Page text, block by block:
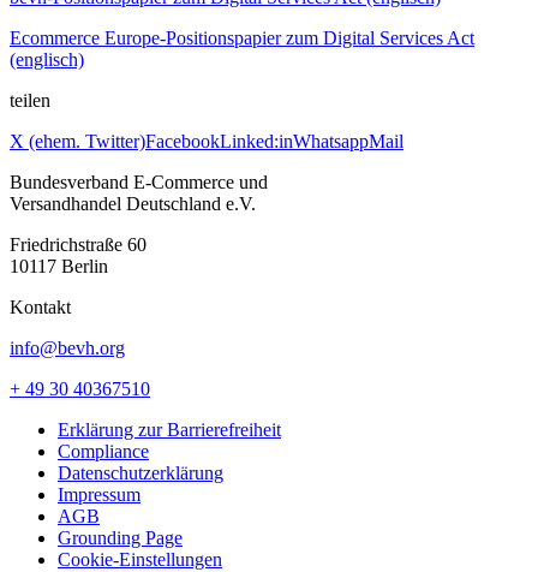
Ecommerce Europe-Positionspapier zum Digital Services Act
(englisch)
teilen
X (ehem. Twitter)FacebookLinked:inWhatsappMail
Bundesverband E-Commerce und
Versandhandel Deutschland e.V.
Friedrichstraße 60
10117 Berlin
Kontakt
info@bevh.org
+ 49 30 40367510
Erklärung zur Barrierefreiheit
Compliance
Datenschutzerklärung
Impressum
AGB
Grounding Page
Cookie-Einstellungen